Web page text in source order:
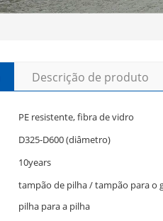
Descrição de produto
PE resistente, fibra de vidro
D325-D600 (diâmetro)
10years
tampão de pilha / tampão para o guia de pilha/tampão de
pilha para a pilha